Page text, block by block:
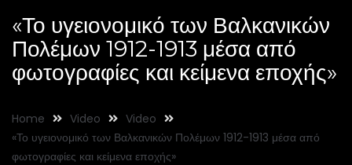
«Το υγειονομικό των Βαλκανικών
Πολέμων 1912-1913 μέσα από
φωτογραφίες και κείμενα εποχής»
Home Video
Video
«Το υγειονομικό των Βαλκανικών Πολέμων 1912-1913 μέσα από
φωτογραφίες και κείμενα εποχής»